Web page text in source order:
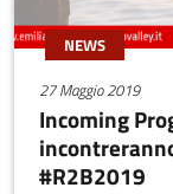
NEWS
27 Maggio 2019
Incoming
#R2B2019